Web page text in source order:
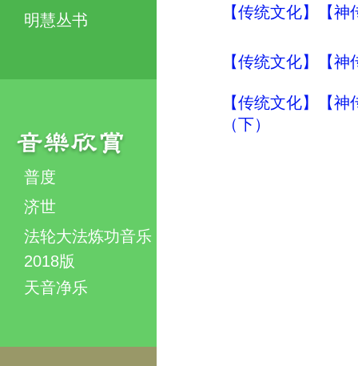
明慧丛书
普度
济世
法轮大法炼功音乐
2018版
天音净乐
【传统文化】【
【传统文化】【
【传统文化】【
（下）